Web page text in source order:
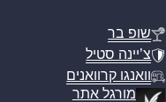
שופ בר
צ’יינה סטיל
וואנגו קרוואנים
מורגל אתר